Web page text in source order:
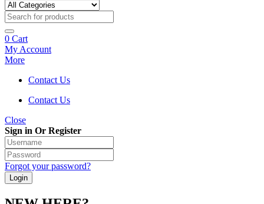
0 Cart
My Account
More
Contact Us
Contact Us
Close
Sign in Or Register
Forgot your password?